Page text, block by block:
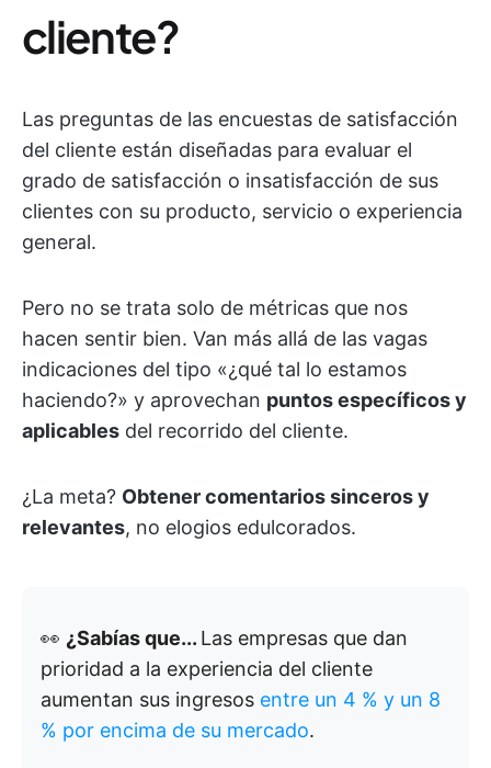
cliente?
Las preguntas de las encuestas de satisfacción
del cliente están diseñadas para evaluar el
grado de satisfacción o insatisfacción de sus
clientes con su producto, servicio o experiencia
general.
Pero no se trata solo de métricas que nos
hacen sentir bien. Van más allá de las vagas
indicaciones del tipo «¿qué tal lo estamos
haciendo?» y aprovechan puntos específicos y
aplicables del recorrido del cliente.
¿La meta? Obtener comentarios sinceros y
relevantes, no elogios edulcorados.
👀 ¿Sabías que... Las empresas que dan
prioridad a la experiencia del cliente
aumentan sus ingresos entre un 4 % y un 8
% por encima de su mercado.